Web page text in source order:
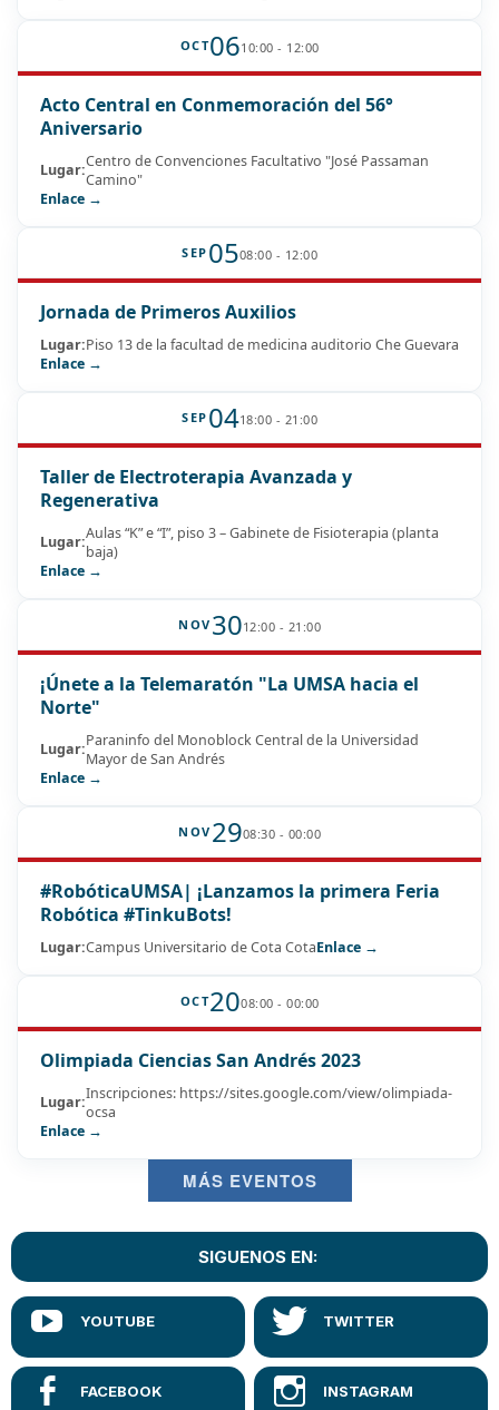
OCT0610:00 - 12:00
Acto Central en Conmemoración del 56°
Aniversario
Lugar:Centro de Convenciones Facultativo "José Passaman
Camino"
Enlace →
SEP 0508:00 - 12:00
Jornada de Primeros Auxilios
Lugar:Piso 13 de la facultad de medicina auditorio Che Guevara
Enlace →
SEP 0418:00 - 21:00
Taller de Electroterapia Avanzada y
Regenerativa
Lugar:Aulas “K” e “I”, piso 3 – Gabinete de Fisioterapia (planta
baja)
Enlace →
NOV 3012:00 - 21:00
¡Únete a la Telemaratón "La UMSA hacia el
Norte"
Lugar:Paraninfo del Monoblock Central de la Universidad
Mayor de San Andrés
Enlace →
NOV 2908:30 - 00:00
#RobóticaUMSA| ¡Lanzamos la primera Feria
Robótica #TinkuBots!
Lugar:Campus Universitario de Cota CotaEnlace →
OCT2008:00 - 00:00
Olimpiada Ciencias San Andrés 2023
Lugar:Inscripciones: https://sites.google.com/view/olimpiada-
ocsa
Enlace →
MÁS EVENTOS
SIGUENOS EN: